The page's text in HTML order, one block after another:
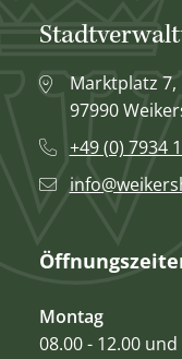
Marktplatz 7,
97990
+49 (0) 7934
Montag
08.00 - 12.00